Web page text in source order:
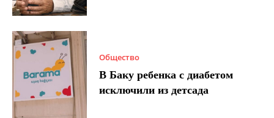
Общество
В Баку ребенка с диабетом
исключили из детсада